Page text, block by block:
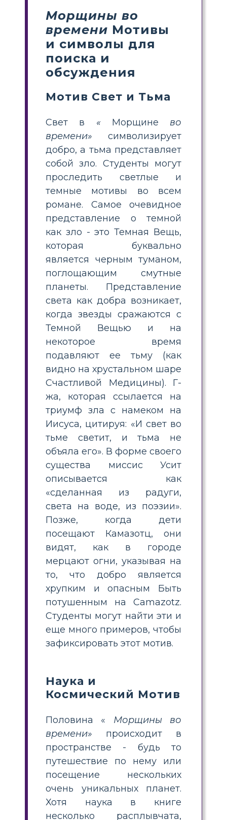
Морщины во
времени Мотивы
и символы для
поиска и
обсуждения
Мотив Свет и Тьма
Свет в «Морщине во
времени» символизирует
добро, а тьма представляет
собой зло. Студенты могут
проследить светлые и
темные мотивы во всем
романе. Самое очевидное
представление о темной
как зло - это Темная Вещь,
которая буквально
является черным туманом,
поглощающим смутные
планеты. Представление
света как добра возникает,
когда звезды сражаются с
Темной Вещью и на
некоторое время
подавляют ее тьму (как
видно на хрустальном шаре
Счастливой Медицины). Г-
жа, которая ссылается на
триумф зла с намеком на
Иисуса, цитируя: «И свет во
тьме светит, и тьма не
объяла его». В форме своего
существа миссис Усит
описывается как
«сделанная из радуги,
света на воде, из поэзии».
Позже, когда дети
посещают Камазотц, они
видят, как в городе
мерцают огни, указывая на
то, что добро является
хрупким и опасным Быть
потушенным на Camazotz.
Студенты могут найти эти и
еще много примеров, чтобы
зафиксировать этот мотив.
Наука и
Космический Мотив
Половина « Морщины во
времени» происходит в
пространстве - будь то
путешествие по нему или
посещение нескольких
очень уникальных планет.
Хотя наука в книге
несколько расплывчата,